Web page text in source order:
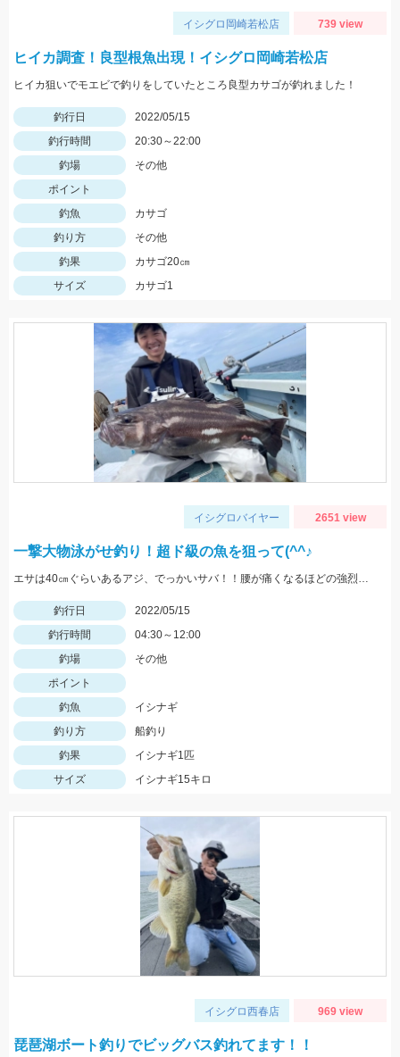
イシグロ岡崎若松店 739 view
ヒイカ調査！良型根魚出現！イシグロ岡崎若松店
ヒイカ狙いでモエビで釣りをしていたところ良型カサゴが釣れました！
釣行日
2022/05/15
釣行時間
20:30～22:00
釣場
その他
ポイント
釣魚
カサゴ
釣り方
その他
釣果
カサゴ20㎝
サイズ
カサゴ1
イシグロバイヤー 2651 view
一撃大物泳がせ釣り！超ド級の魚を狙って(^^♪
エサは40㎝ぐらいあるアジ、でっかいサバ！！腰が痛くなるほどの強烈な引き、ロマンです。
釣行日
2022/05/15
釣行時間
04:30～12:00
釣場
その他
ポイント
釣魚
イシナギ
釣り方
船釣り
釣果
イシナギ1匹
サイズ
イシナギ15キロ
イシグロ西春店 969 view
琵琶湖ボート釣りでビッグバス釣れてます！！